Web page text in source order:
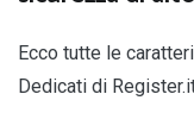
Ecco tutte le
Dedicati di